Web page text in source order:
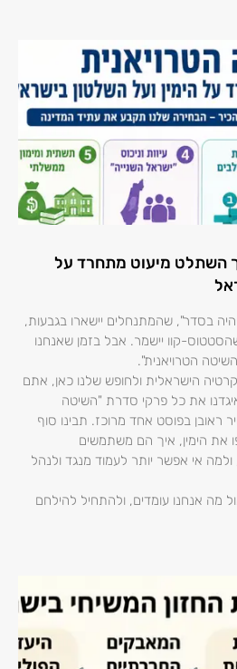
השתלט מיעוט מתחרד על
בסדר", שהמתנחלים יישארו בגבעות,
קוו יישמר. אבל בזמן שאנחנו
הטרויאנית".
הישראלית ולחופש שלנו כאן, אתם
את כל פרקי סדרת "השיטה
ראובן בפוסט אחד מרוכז. תבינו סוף
את הימין, איך הם משתמשים
ולמה אי אפשר יותר לעמוד מנגד ולנהל
מה אנחנו עומדים, ולהתחיל להילחם